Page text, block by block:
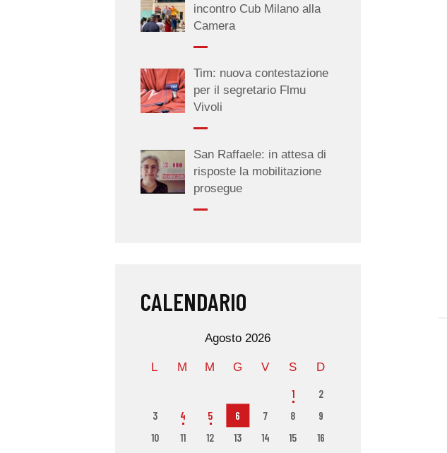
incontro Cub Milano alla
Camera
Tim: nuova contestazione
per il segretario Flmu
Vivoli
San Raffaele: in attesa di
risposte la mobilitazione
prosegue
CALENDARIO
Agosto 2026
L M M G V S D
1
2
3
4 5 6 7 8
9
10
11 12 13 14 15
16